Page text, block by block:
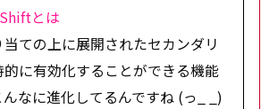
とは
ての上に展開されたセカンダリ
に有効化することができる機能
なに進化してるんですね (っ_ _)